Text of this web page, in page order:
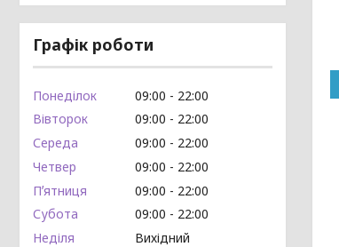
Графік роботи
Понеділок 09:00
22:00
Вівторок
09:00
22:00
Середа
09:00
22:00
Четвер
09:00
22:00
Пʼятниця
09:00
22:00
Субота
09:00
22:00
Неділя
Вихідний